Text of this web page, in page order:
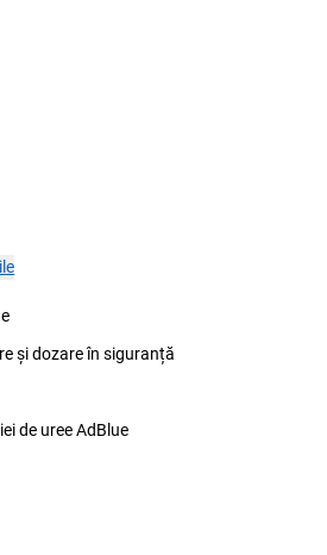
și dozare în siguranță
de uree AdBlue